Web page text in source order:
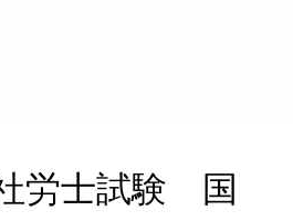
労士試験 国